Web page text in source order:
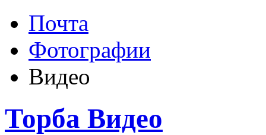
Почта
Фотографии
Видео
Торба Видео